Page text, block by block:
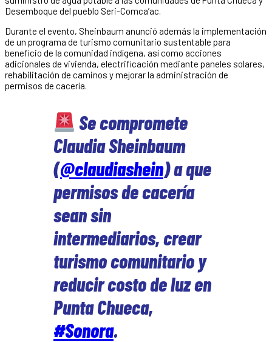
Desemboque del pueblo Seri-Comca’ac.
Durante el evento, Sheinbaum anunció además la implementación
de un programa de turismo comunitario sustentable para
beneficio de la comunidad indígena, así como acciones
adicionales de vivienda, electrificación mediante paneles solares,
rehabilitación de caminos y mejorar la administración de
permisos de cacería.
Se compromete
Claudia Sheinbaum
(@claudiashein) a que
permisos de cacería
sean sin
intermediarios, crear
turismo comunitario y
reducir costo de luz en
Punta Chueca,
#Sonora.